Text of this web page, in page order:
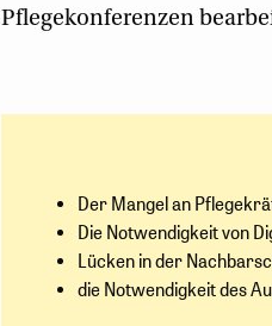
Pflegekonferenzen
Der Mangel an
Die Notwendigkeit von
Lücken in der
die Notwendigkeit des